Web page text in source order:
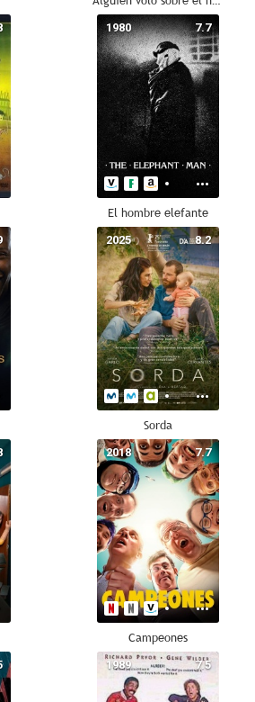
7.7
1980
El hombre elefante
8.2
2025
Sorda
7.7
2018
Campeones
7.5
1989